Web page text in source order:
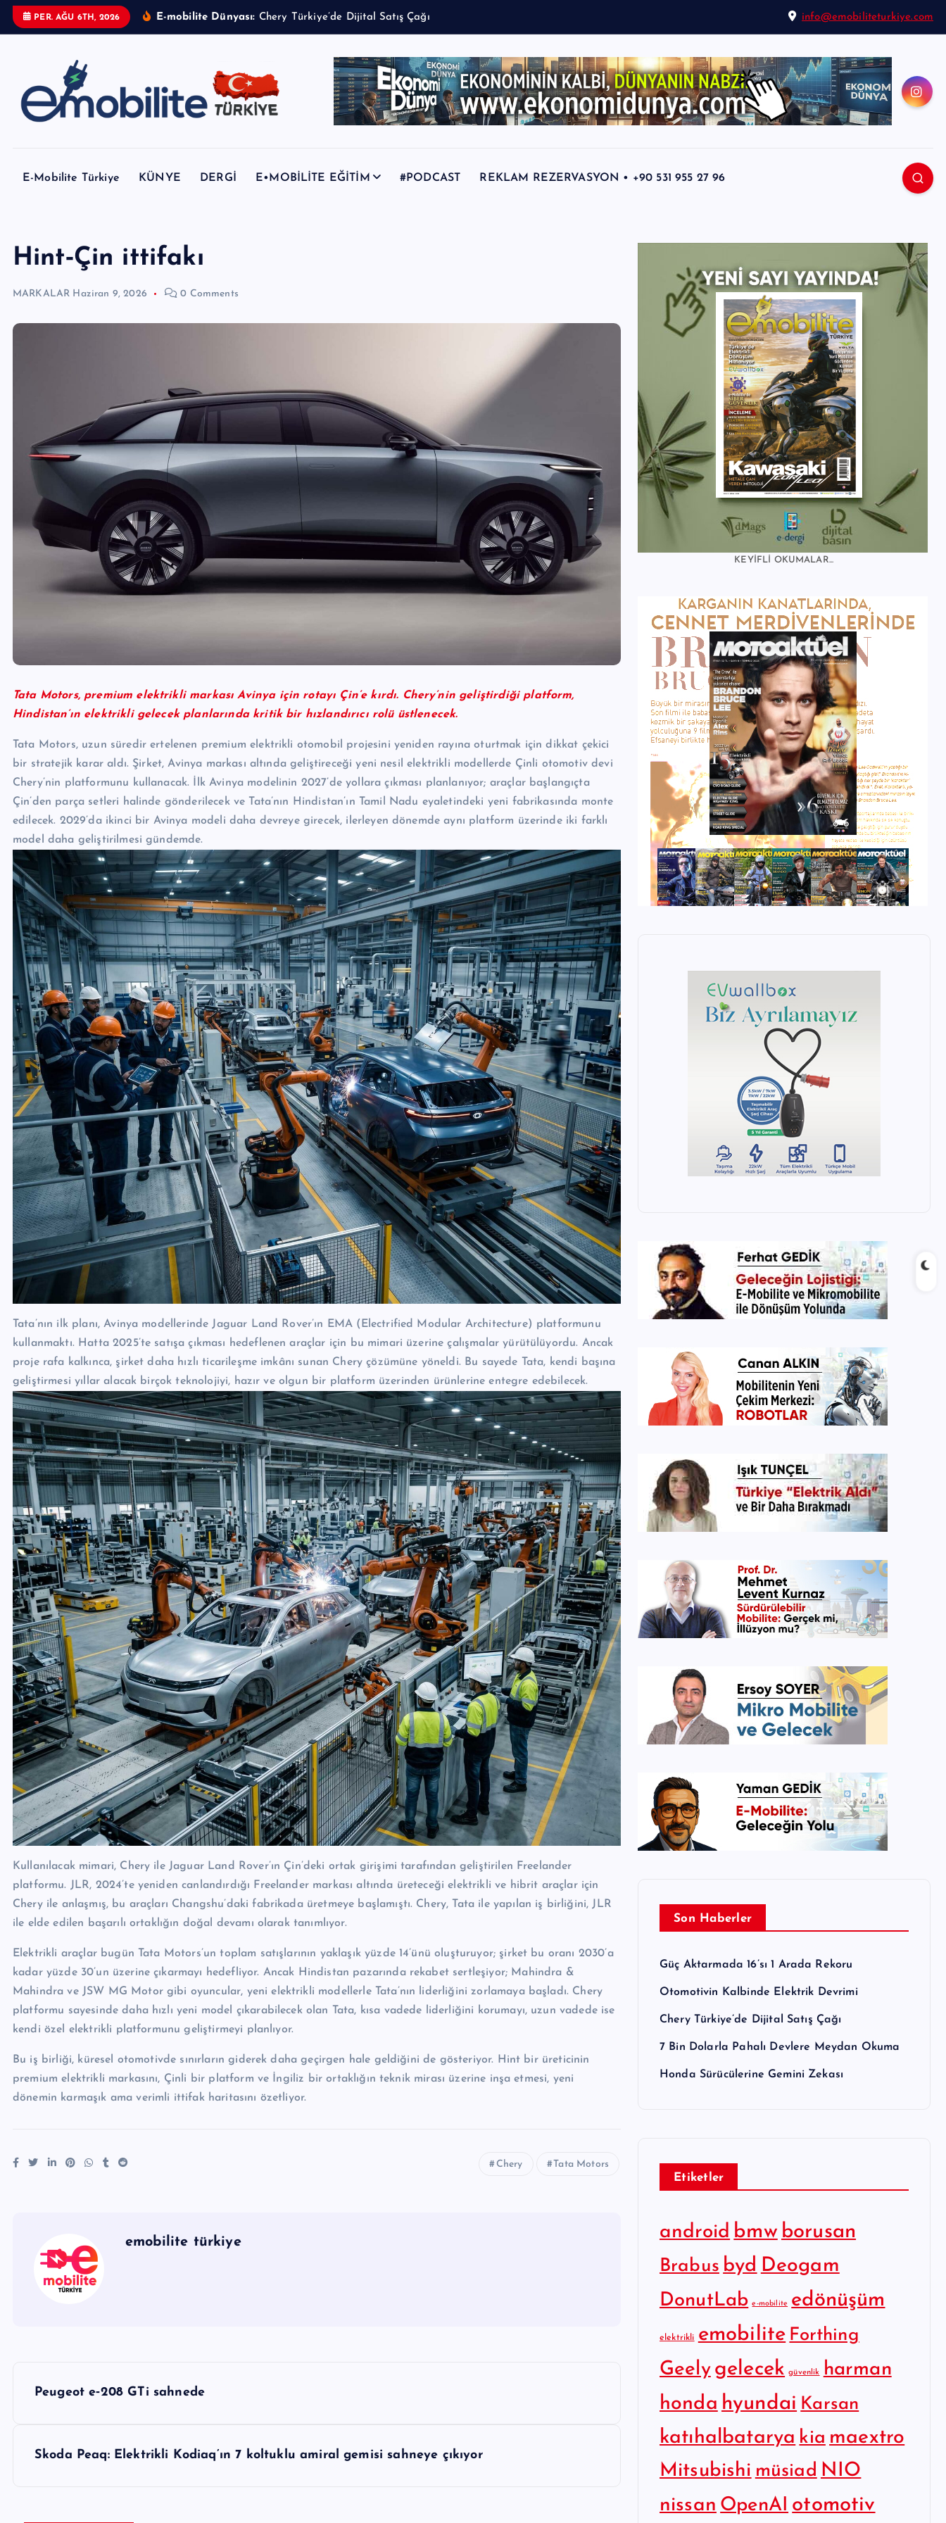
PER. AĞU 6TH, 2026 E-mobilite Dünyası: info@emobiliteturkiye.com
E-Mobilite Türkiye KÜNYE DERGİ E•MOBİLİTE EĞİTİM #PODCAST REKLAM REZERVASYON • +90 531 955 27 96
Hint‑Çin ittifakı
MARKALAR Haziran 9, 2026 0 Comments
Tata Motors, premium elektrikli markası Avinya için rotayı Çin’e kırdı. Chery’nin geliştirdiği platform,
Hindistan’ın elektrikli gelecek planlarında kritik bir hızlandırıcı rolü üstlenecek.
Tata Motors, uzun süredir ertelenen premium elektrikli otomobil projesini yeniden rayına oturtmak için dikkat çekici
bir stratejik karar aldı. Şirket, Avinya markası altında geliştireceği yeni nesil elektrikli modellerde Çinli otomotiv devi
Chery’nin platformunu kullanacak. İlk Avinya modelinin 2027’de yollara çıkması planlanıyor; araçlar başlangıçta
Çin’den parça setleri halinde gönderilecek ve Tata’nın Hindistan’ın Tamil Nadu eyaletindeki yeni fabrikasında monte
edilecek. 2029’da ikinci bir Avinya modeli daha devreye girecek, ilerleyen dönemde aynı platform üzerinde iki farklı
model daha geliştirilmesi gündemde.
Tata’nın ilk planı, Avinya modellerinde Jaguar Land Rover’ın EMA (Electrified Modular Architecture) platformunu
kullanmaktı. Hatta 2025’te satışa çıkması hedeflenen araçlar için bu mimari üzerine çalışmalar yürütülüyordu. Ancak
proje rafa kalkınca, şirket daha hızlı ticarileşme imkânı sunan Chery çözümüne yöneldi. Bu sayede Tata, kendi başına
geliştirmesi yıllar alacak birçok teknolojiyi, hazır ve olgun bir platform üzerinden ürünlerine entegre edebilecek.
Kullanılacak mimari, Chery ile Jaguar Land Rover’ın Çin’deki ortak girişimi tarafından geliştirilen Freelander
platformu. JLR, 2024’te yeniden canlandırdığı Freelander markası altında üreteceği elektrikli ve hibrit araçlar için
Chery ile anlaşmış, bu araçları Changshu’daki fabrikada üretmeye başlamıştı. Chery, Tata ile yapılan iş birliğini, JLR
ile elde edilen başarılı ortaklığın doğal devamı olarak tanımlıyor.
Elektrikli araçlar bugün Tata Motors’un toplam satışlarının yaklaşık yüzde 14’ünü oluşturuyor; şirket bu oranı 2030’a
kadar yüzde 30’un üzerine çıkarmayı hedefliyor. Ancak Hindistan pazarında rekabet sertleşiyor; Mahindra &
Mahindra ve JSW MG Motor gibi oyuncular, yeni elektrikli modellerle Tata’nın liderliğini zorlamaya başladı. Chery
platformu sayesinde daha hızlı yeni model çıkarabilecek olan Tata, kısa vadede liderliğini korumayı, uzun vadede ise
kendi özel elektrikli platformunu geliştirmeyi planlıyor.
Bu iş birliği, küresel otomotivde sınırların giderek daha geçirgen hale geldiğini de gösteriyor. Hint bir üreticinin
premium elektrikli markasını, Çinli bir platform ve İngiliz bir ortaklığın teknik mirası üzerine inşa etmesi, yeni
dönemin karmaşık ama verimli ittifak haritasını özetliyor.
Chery Tata Motors
emobilite türkiye
Peugeot e‑208 GTi sahnede
Skoda Peaq: Elektrikli Kodiaq’ın 7 koltuklu amiral gemisi sahneye çıkıyor
KEYİFLİ OKUMALAR...
Son Haberler
Güç Aktarmada 16’sı 1 Arada Rekoru
Otomotivin Kalbinde Elektrik Devrimi
Chery Türkiye’de Dijital Satış Çağı
7 Bin Dolarla Pahalı Devlere Meydan Okuma
Honda Sürücülerine Gemini Zekası
Etiketler
android bmw borusan
Brabus byd Deogam
DonutLab e-mobilite edönüşüm
elektrikli emobilite Forthing
Geely gelecek güvenlik
harman
honda hyundai Karsan
katıhalbatarya kia maextro
Mitsubishi müsiad NIO
nissan OpenAI otomotiv